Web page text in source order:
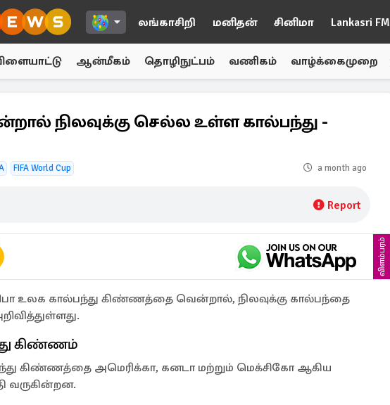
லங்காசிறி மனிதன் சினிமா Lankasri FM
ஆன்மீகம் தொழிநுட்பம் வணிகம் வாழ்க்கைமுறை
நிலவுக்கு செல்ல உள்ள கால்பந்து -
FIFA World Cup a month ago
Report
விளம்பரம்
உலக கால்பந்து கிண்ணத்தை வென்றால், நிலவுக்கு கால்பந்தை
கிண்ணம்
கிண்ணத்தை அமெரிக்கா, கனடா மற்றும் மெக்சிகோ ஆகிய
வருகின்றன.